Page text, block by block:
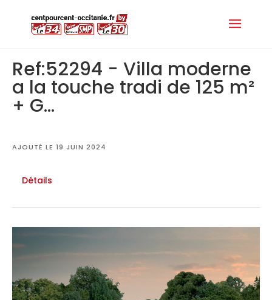
Ref:52294 - Villa moderne
a la touche tradi de 125 m²
+ G...
AJOUTÉ LE 19 JUIN 2024
Détails